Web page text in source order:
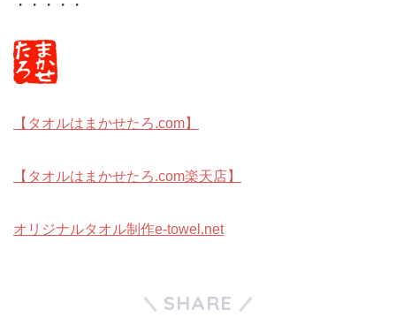
・・・・・
【タオルはまかせたろ.com】
【タオルはまかせたろ.com楽天店】
オリジナルタオル制作e-towel.net
SHARE